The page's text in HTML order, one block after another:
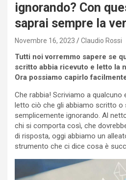
ignorando? Con
saprai sempre la
Novembre 16, 2023 Claudio Rossi
Tutti noi vorremmo sapere se
scritto abbia ricevuto e letto la
Ora possiamo capirlo
Che rabbia! Scriviamo a qualcuno
letto ciò che gli abbiamo scritto o
semplicemente ignorando. Al
chi si comporta così, che
di risposta, oggi abbiamo un
strumento che ci dice cosa è